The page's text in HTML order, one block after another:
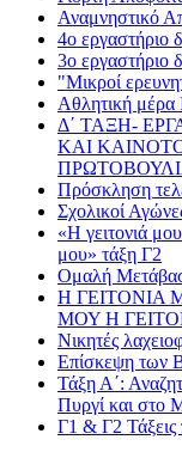
Αναμνηστικό
4ο εργαστήριο
3ο εργαστήριο
"Μικροί
Αθλητική μέρα
Δ΄ ΤΑΞΗ-
ΚΑΙ
Πρόσκληση
Σχολικοί
«Η γειτονιά
μου» τάξη Γ2
Ομαλή
Η ΓΕΙΤΟΝΙΑ
ΜΟΥ Η
Νικητές
Επίσκεψη των
Τάξη Α΄:
Πυργί και στο
Γ1 & Γ2 Τάξεις